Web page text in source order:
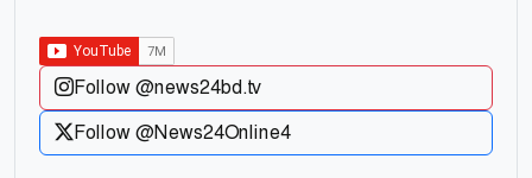
Follow @news24bd.tv
Follow @News24Online4